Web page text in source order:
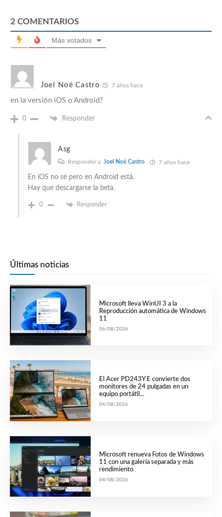
2 COMENTARIOS
Más votados
Joel Noé Castro 7 años hace
en la versión iOS o Android?
0 Responder
Asg
Responder a Joel Noé Castro 7 años hace
En iOS no sé pero en Android está.
Hay que descargarse la beta.
0 Responder
Últimas noticias
Microsoft lleva WinUI 3 a la
Reproducción automática de Windows
11
06/08/2026
El Acer PD243Y E convierte dos
monitores de 24 pulgadas en un
equipo portátil...
04/08/2026
Microsoft renueva Fotos de Windows
11 con una galería separada y más
rendimiento
04/08/2026